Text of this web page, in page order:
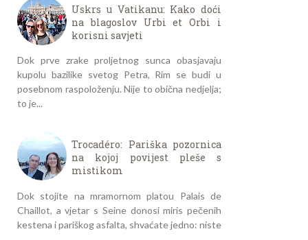
Uskrs u Vatikanu: Kako doći
na blagoslov Urbi et Orbi i
korisni savjeti
Dok prve zrake proljetnog sunca obasjavaju
kupolu bazilike svetog Petra, Rim se budi u
posebnom raspoloženju. Nije to obična nedjelja;
to je...
Trocadéro: Pariška pozornica
na kojoj povijest pleše s
mistikom
Dok stojite na mramornom platou Palais de
Chaillot, a vjetar s Seine donosi miris pečenih
kestena i pariškog asfalta, shvaćate jedno: niste